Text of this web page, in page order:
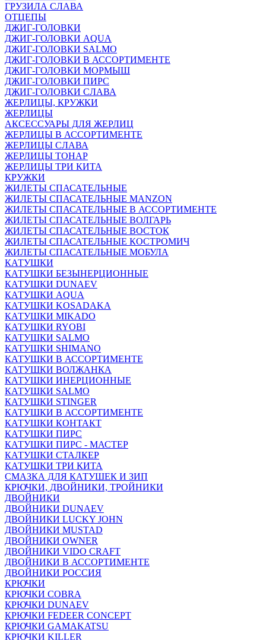
ГРУЗИЛА СЛАВА
ОТЦЕПЫ
ДЖИГ-ГОЛОВКИ
ДЖИГ-ГОЛОВКИ AQUA
ДЖИГ-ГОЛОВКИ SALMO
ДЖИГ-ГОЛОВКИ В АССОРТИМЕНТЕ
ДЖИГ-ГОЛОВКИ МОРМЫШ
ДЖИГ-ГОЛОВКИ ПИРС
ДЖИГ-ГОЛОВКИ СЛАВА
ЖЕРЛИЦЫ, КРУЖКИ
ЖЕРЛИЦЫ
АКСЕССУАРЫ ДЛЯ ЖЕРЛИЦ
ЖЕРЛИЦЫ В АССОРТИМЕНТЕ
ЖЕРЛИЦЫ СЛАВА
ЖЕРЛИЦЫ ТОНАР
ЖЕРЛИЦЫ ТРИ КИТА
КРУЖКИ
ЖИЛЕТЫ СПАСАТЕЛЬНЫЕ
ЖИЛЕТЫ СПАСАТЕЛЬНЫЕ MANZON
ЖИЛЕТЫ СПАСАТЕЛЬНЫЕ В АССОРТИМЕНТЕ
ЖИЛЕТЫ СПАСАТЕЛЬНЫЕ ВОЛГАРЬ
ЖИЛЕТЫ СПАСАТЕЛЬНЫЕ ВОСТОК
ЖИЛЕТЫ СПАСАТЕЛЬНЫЕ КОСТРОМИЧ
ЖИЛЕТЫ СПАСАТЕЛЬНЫЕ МОБУЛА
КАТУШКИ
КАТУШКИ БЕЗЫНЕРЦИОННЫЕ
КАТУШКИ DUNAEV
КАТУШКИ AQUA
КАТУШКИ KOSADAKA
КАТУШКИ MIKADO
КАТУШКИ RYOBI
КАТУШКИ SALMO
КАТУШКИ SHIMANO
КАТУШКИ В АССОРТИМЕНТЕ
КАТУШКИ ВОЛЖАНКА
КАТУШКИ ИНЕРЦИОННЫЕ
КАТУШКИ SALMO
КАТУШКИ STINGER
КАТУШКИ В АССОРТИМЕНТЕ
КАТУШКИ КОНТАКТ
КАТУШКИ ПИРС
КАТУШКИ ПИРС - МАСТЕР
КАТУШКИ СТАЛКЕР
КАТУШКИ ТРИ КИТА
СМАЗКА ДЛЯ КАТУШЕК И ЗИП
КРЮЧКИ, ДВОЙНИКИ, ТРОЙНИКИ
ДВОЙНИКИ
ДВОЙНИКИ DUNAEV
ДВОЙНИКИ LUCKY JOHN
ДВОЙНИКИ MUSTAD
ДВОЙНИКИ OWNER
ДВОЙНИКИ VIDO CRAFT
ДВОЙНИКИ В АССОРТИМЕНТЕ
ДВОЙНИКИ РОССИЯ
КРЮЧКИ
КРЮЧКИ COBRA
КРЮЧКИ DUNAEV
КРЮЧКИ FEDEER CONCEPT
КРЮЧКИ GAMAKATSU
КРЮЧКИ KILLER